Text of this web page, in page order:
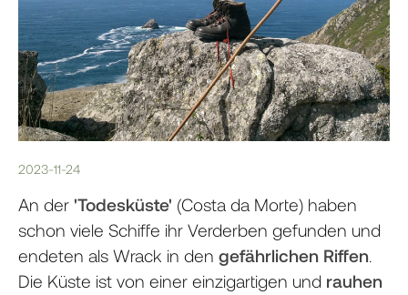
2023-11-24
An der 'Todesküste' (Costa da Morte) haben
schon viele Schiffe ihr Verderben gefunden und
endeten als Wrack in den gefährlichen Riffen.
Die Küste ist von einer einzigartigen und rauhen